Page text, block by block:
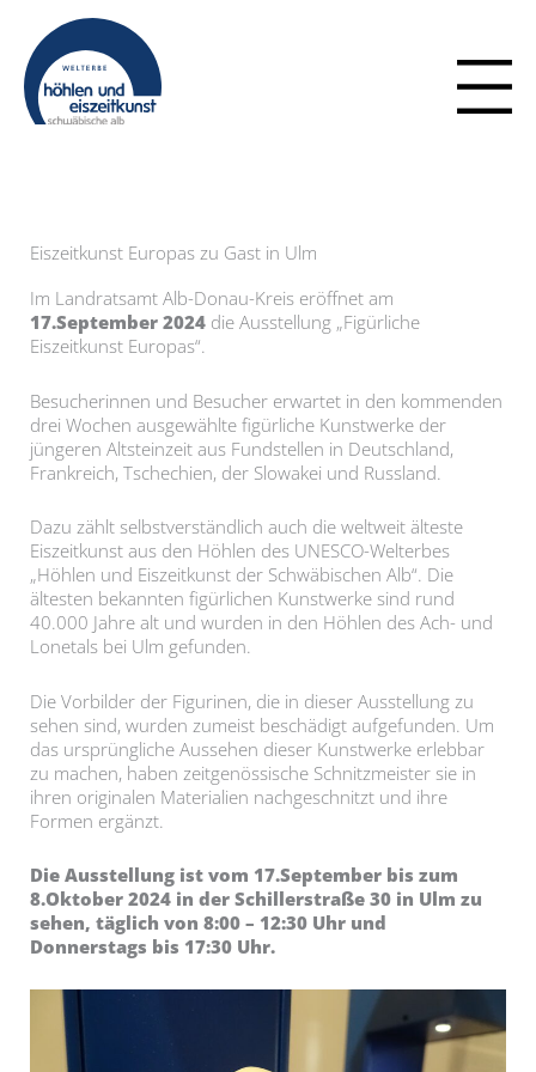
Inhalt
springen
Eiszeitkunst Europas zu Gast in Ulm
Im Landratsamt Alb-Donau-Kreis eröffnet am
17.September 2024 die Ausstellung „Figürliche
Eiszeitkunst Europas“.
Besucherinnen und Besucher erwartet in den kommenden
drei Wochen ausgewählte figürliche Kunstwerke der
jüngeren Altsteinzeit aus Fundstellen in Deutschland,
Frankreich, Tschechien, der Slowakei und Russland.
Dazu zählt selbstverständlich auch die weltweit älteste
Eiszeitkunst aus den Höhlen des UNESCO-Welterbes
„Höhlen und Eiszeitkunst der Schwäbischen Alb“. Die
ältesten bekannten figürlichen Kunstwerke sind rund
40.000 Jahre alt und wurden in den Höhlen des Ach- und
Lonetals bei Ulm gefunden.
Die Vorbilder der Figurinen, die in dieser Ausstellung zu
sehen sind, wurden zumeist beschädigt aufgefunden. Um
das ursprüngliche Aussehen dieser Kunstwerke erlebbar
zu machen, haben zeitgenössische Schnitzmeister sie in
ihren originalen Materialien nachgeschnitzt und ihre
Formen ergänzt.
Die Ausstellung ist vom 17.September bis zum
8.Oktober 2024 in der Schillerstraße 30 in Ulm zu
sehen, täglich von 8:00 – 12:30 Uhr und
Donnerstags bis 17:30 Uhr.